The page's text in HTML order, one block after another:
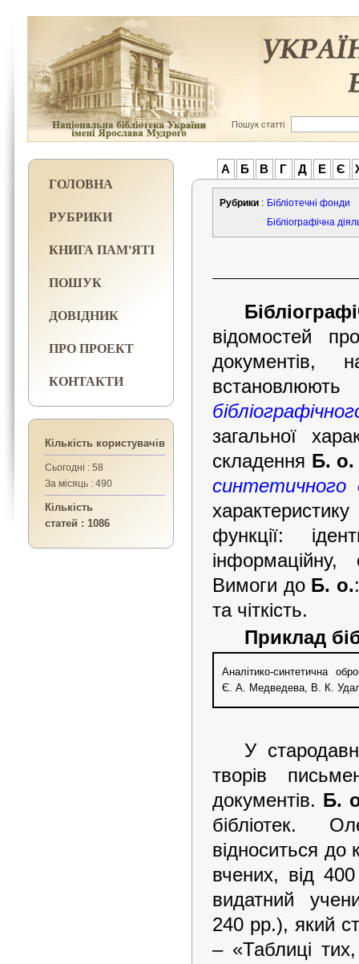
Пошук статті
ГОЛОВНА
РУБРИКИ
КНИГА ПАМ'ЯТІ
ПОШУК
ДОВІДНИК
ПРО ПРОЕКТ
КОНТАКТИ
Кількість користувачів
Сьогодні : 58
За місяць : 490
Кількість
статей : 1086
А Б В Г Д Е Є
Рубрики : Бібліотечні фонди
Бібліографічна
відомостей
документів,
загальної
складення Б. о.
синтетичного
функції:
інформаційну,
Вимоги до Б. о.
та чіткість.
Приклад
Аналітико-синтетична
Є. А. Медведева, В. К.
У
творів
документів. Б.
бібліотек.
відноситься
вчених, від
видатний
240 рр.), який
– «Таблиці